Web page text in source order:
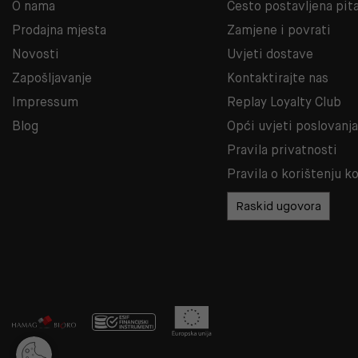
O nama
Prodajna mjesta
Novosti
Zapošljavanje
Impressum
Blog
Često postavljena
Zamjene i povrati
Uvjeti dostave
Kontaktirajte nas
Replay Loyalty Club
Opći uvjeti poslovanja
Pravila privatnosti
Pravila o korištenju
Raskid ugovora